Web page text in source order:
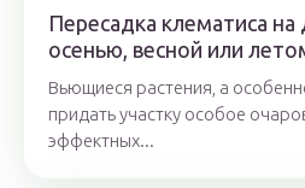
Пересадка клематиса на
осенью, весной или
Вьющиеся растения, а
придать участку особое
эффектных...